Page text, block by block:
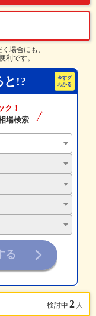
場合にも、
利です。
と!?
ク！
場検索
検討中 2 人